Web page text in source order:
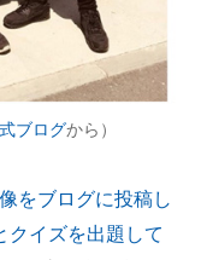
ブログから）
をブログに投稿し
クイズを出題して